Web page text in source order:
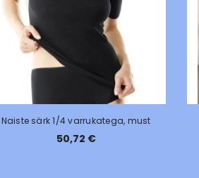
Naiste särk 1/4 varrukatega, must
50,72 €